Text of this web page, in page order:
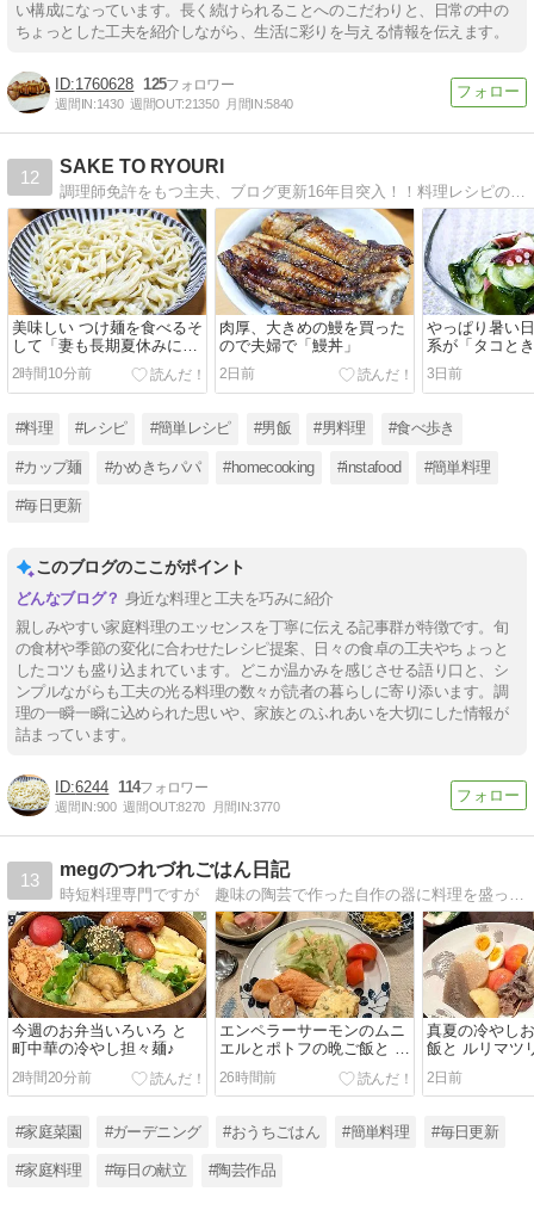
い構成になっています。長く続けられることへのこだわりと、日常の中の
ちょっとした工夫を紹介しながら、生活に彩りを与える情報を伝えます。
1760628 125
週間IN:1430 週間OUT:21350 月間IN:5840
12
SAKE TO RYOURI
調理師免許をもつ主夫、ブログ更新16年目突入！！料理レシピの紹介「楽しく作って楽しく食べる」、男が喜ぶレシピ満載ですよ！！
美味しい つけ麺を食べるそ
して「妻も長期夏休みに突
入」
2時間10分前
肉厚、大きめの鰻を買った
ので夫婦で「鰻丼」
2日前
やっぱり暑い
系が「タコと
カメの酢の物」
3日前
#料理 #レシピ #簡単レシピ #男飯 #男料理 #食べ歩き
#カップ麺 #かめきちパパ #homecooking #instafood #簡単料理
#毎日更新
このブログのここがポイント
身近な料理と工夫を巧みに紹介
親しみやすい家庭料理のエッセンスを丁寧に伝える記事群が特徴です。旬
の食材や季節の変化に合わせたレシピ提案、日々の食卓の工夫やちょっと
したコツも盛り込まれています。どこか温かみを感じさせる語り口と、シ
ンプルながらも工夫の光る料理の数々が読者の暮らしに寄り添います。調
理の一瞬一瞬に込められた思いや、家族とのふれあいを大切にした情報が
詰まっています。
6244 114
週間IN:900 週間OUT:8270 月間IN:3770
13
megのつれづれごはん日記
時短料理専門ですが 趣味の陶芸で作った自作の器に料理を盛って楽しんでます。３６０坪の自宅で咲く季節の花々も紹介してます。家庭菜園もしてますよ。
今週のお弁当いろいろ と
町中華の冷やし担々麺♪
2時間20分前
エンペラーサーモンのムニ
エルとポトフの晩ご飯と 百
日紅の花♪
26時間前
真夏の冷やし
飯と ルリマツ
2日前
#家庭菜園 #ガーデニング #おうちごはん #簡単料理 #毎日更新
#家庭料理 #毎日の献立 #陶芸作品